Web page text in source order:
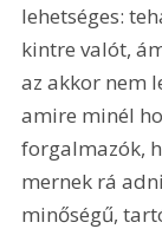
lehetséges:
kintre valót,
az akkor nem
amire minél
forgalmazók,
mernek rá
minőségű,